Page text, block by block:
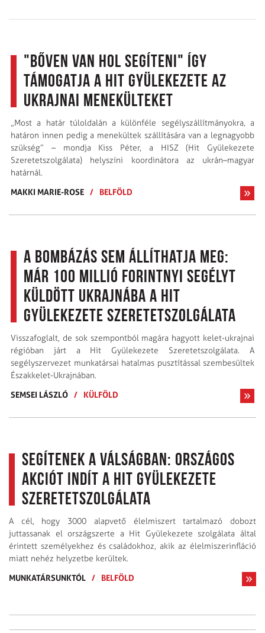
"Bőven van hol segíteni" Így
támogatja a Hit Gyülekezete az
ukrajnai menekülteket
„Most a határ túloldalán a különféle segélyszállít­mányokra, a
határon innen pedig a menekültek szállítására van a legnagyobb
szükség” – mondja Kiss Péter, a HISZ (Hit Gyülekezete
Szeretetszolgálata) helyszíni koordinátora az ukrán–magyar
határnál.
MAKKI MARIE-ROSE / BELFÖLD
A bombázás sem állíthatja meg:
már 100 millió forintnyi segélyt
küldött Ukrajnába a Hit
Gyülekezete Szeretetszolgálata
Visszafoglalt, de sok szempontból magára hagyott kelet-ukrajnai
régióban járt a Hit Gyülekezete Szeretetszolgálata. A
segélyszervezet munkatársai hatalmas pusztítással szembesültek
Északkelet-Ukrajnában.
SEMSEI LÁSZLÓ / KÜLFÖLD
Segítenek a válságban: országos
akciót indít a Hit Gyülekezete
Szeretetszolgálata
A cél, hogy 3000 alapvető élelmiszert tartalmazó dobozt
juttassanak el országszerte a Hit Gyülekezete szolgálata által
érintett személyekhez és családokhoz, akik az élelmiszerinfláció
miatt nehéz helyzetbe kerültek.
MUNKATÁRSUNKTÓL / BELFÖLD